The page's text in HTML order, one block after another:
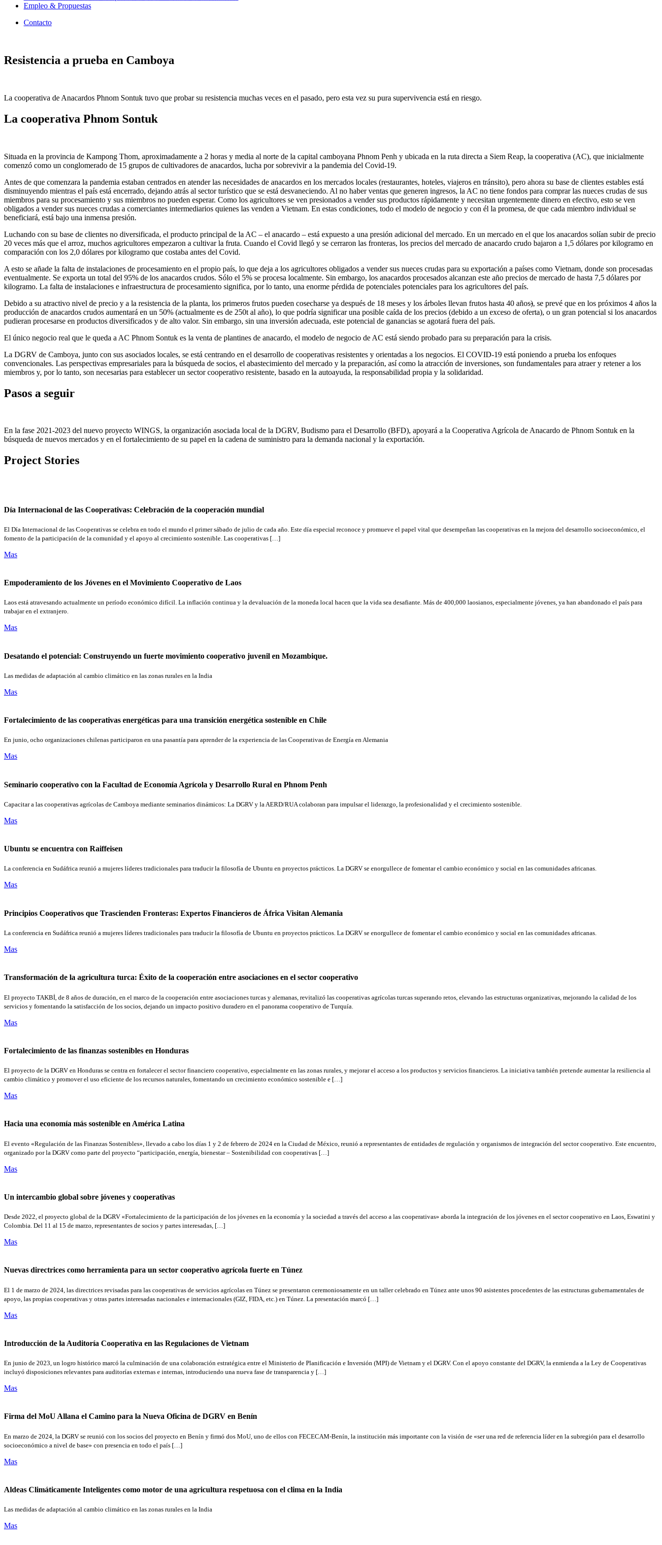
Empleo & Propuestas
Contacto
Resistencia a prueba en Camboya
La cooperativa de Anacardos Phnom Sontuk tuvo que probar su resistencia muchas veces en el pasado, pero esta vez su pura supervivencia está en riesgo.
La cooperativa Phnom Sontuk
Situada en la provincia de Kampong Thom, aproximadamente a 2 horas y media al norte de la capital camboyana Phnom Penh y ubicada en la ruta directa a Siem Reap, la cooperativa (AC), que inicialmente
comenzó como un conglomerado de 15 grupos de cultivadores de anacardos, lucha por sobrevivir a la pandemia del Covid-19.
Antes de que comenzara la pandemia estaban centrados en atender las necesidades de anacardos en los mercados locales (restaurantes, hoteles, viajeros en tránsito), pero ahora su base de clientes estables está
disminuyendo mientras el país está encerrado, dejando atrás al sector turístico que se está desvaneciendo. Al no haber ventas que generen ingresos, la AC no tiene fondos para comprar las nueces crudas de sus
miembros para su procesamiento y sus miembros no pueden esperar. Como los agricultores se ven presionados a vender sus productos rápidamente y necesitan urgentemente dinero en efectivo, esto se ven
obligados a vender sus nueces crudas a comerciantes intermediarios quienes las venden a Vietnam. En estas condiciones, todo el modelo de negocio y con él la promesa, de que cada miembro individual se
beneficiará, está bajo una inmensa presión.
Luchando con su base de clientes no diversificada, el producto principal de la AC – el anacardo – está expuesto a una presión adicional del mercado. En un mercado en el que los anacardos solían subir de precio
20 veces más que el arroz, muchos agricultores empezaron a cultivar la fruta. Cuando el Covid llegó y se cerraron las fronteras, los precios del mercado de anacardo crudo bajaron a 1,5 dólares por kilogramo en
comparación con los 2,0 dólares por kilogramo que costaba antes del Covid.
A esto se añade la falta de instalaciones de procesamiento en el propio país, lo que deja a los agricultores obligados a vender sus nueces crudas para su exportación a países como Vietnam, donde son procesadas
eventualmente. Se exporta un total del 95% de los anacardos crudos. Sólo el 5% se procesa localmente. Sin embargo, los anacardos procesados alcanzan este año precios de mercado de hasta 7,5 dólares por
kilogramo. La falta de instalaciones e infraestructura de procesamiento significa, por lo tanto, una enorme pérdida de potenciales potenciales para los agricultores del país.
Debido a su atractivo nivel de precio y a la resistencia de la planta, los primeros frutos pueden cosecharse ya después de 18 meses y los árboles llevan frutos hasta 40 años), se prevé que en los próximos 4 años la
producción de anacardos crudos aumentará en un 50% (actualmente es de 250t al año), lo que podría significar una posible caída de los precios (debido a un exceso de oferta), o un gran potencial si los anacardos
pudieran procesarse en productos diversificados y de alto valor. Sin embargo, sin una inversión adecuada, este potencial de ganancias se agotará fuera del país.
El único negocio real que le queda a AC Phnom Sontuk es la venta de plantines de anacardo, el modelo de negocio de AC está siendo probado para su preparación para la crisis.
La DGRV de Camboya, junto con sus asociados locales, se está centrando en el desarrollo de cooperativas resistentes y orientadas a los negocios. El COVID-19 está poniendo a prueba los enfoques
convencionales. Las perspectivas empresariales para la búsqueda de socios, el abastecimiento del mercado y la preparación, así como la atracción de inversiones, son fundamentales para atraer y retener a los
miembros y, por lo tanto, son necesarias para establecer un sector cooperativo resistente, basado en la autoayuda, la responsabilidad propia y la solidaridad.
Pasos a seguir
En la fase 2021-2023 del nuevo proyecto WINGS, la organización asociada local de la DGRV, Budismo para el Desarrollo (BFD), apoyará a la Cooperativa Agrícola de Anacardo de Phnom Sontuk en la
búsqueda de nuevos mercados y en el fortalecimiento de su papel en la cadena de suministro para la demanda nacional y la exportación.
Project Stories
Día Internacional de las Cooperativas: Celebración de la cooperación mundial
El Día Internacional de las Cooperativas se celebra en todo el mundo el primer sábado de julio de cada año. Este día especial reconoce y promueve el papel vital que desempeñan las cooperativas en la mejora del desarrollo socioeconómico, el
fomento de la participación de la comunidad y el apoyo al crecimiento sostenible. Las cooperativas […]
Mas
Empoderamiento de los Jóvenes en el Movimiento Cooperativo de Laos
Laos está atravesando actualmente un período económico difícil. La inflación continua y la devaluación de la moneda local hacen que la vida sea desafiante. Más de 400,000 laosianos, especialmente jóvenes, ya han abandonado el país para
trabajar en el extranjero.
Mas
Desatando el potencial: Construyendo un fuerte movimiento cooperativo juvenil en Mozambique.
Las medidas de adaptación al cambio climático en las zonas rurales en la India
Mas
Fortalecimiento de las cooperativas energéticas para una transición energética sostenible en Chile
En junio, ocho organizaciones chilenas participaron en una pasantía para aprender de la experiencia de las Cooperativas de Energía en Alemania
Mas
Seminario cooperativo con la Facultad de Economía Agrícola y Desarrollo Rural en Phnom Penh
Capacitar a las cooperativas agrícolas de Camboya mediante seminarios dinámicos: La DGRV y la AERD/RUA colaboran para impulsar el liderazgo, la profesionalidad y el crecimiento sostenible.
Mas
Ubuntu se encuentra con Raiffeisen
La conferencia en Sudáfrica reunió a mujeres líderes tradicionales para traducir la filosofía de Ubuntu en proyectos prácticos. La DGRV se enorgullece de fomentar el cambio económico y social en las comunidades africanas.
Mas
Principios Cooperativos que Trascienden Fronteras: Expertos Financieros de África Visitan Alemania
La conferencia en Sudáfrica reunió a mujeres líderes tradicionales para traducir la filosofía de Ubuntu en proyectos prácticos. La DGRV se enorgullece de fomentar el cambio económico y social en las comunidades africanas.
Mas
Transformación de la agricultura turca: Éxito de la cooperación entre asociaciones en el sector cooperativo
El proyecto TAKBİ, de 8 años de duración, en el marco de la cooperación entre asociaciones turcas y alemanas, revitalizó las cooperativas agrícolas turcas superando retos, elevando las estructuras organizativas, mejorando la calidad de los
servicios y fomentando la satisfacción de los socios, dejando un impacto positivo duradero en el panorama cooperativo de Turquía.
Mas
Fortalecimiento de las finanzas sostenibles en Honduras
El proyecto de la DGRV en Honduras se centra en fortalecer el sector financiero cooperativo, especialmente en las zonas rurales, y mejorar el acceso a los productos y servicios financieros. La iniciativa también pretende aumentar la resiliencia al
cambio climático y promover el uso eficiente de los recursos naturales, fomentando un crecimiento económico sostenible e […]
Mas
Hacia una economía más sostenible en América Latina
El evento «Regulación de las Finanzas Sostenibles», llevado a cabo los días 1 y 2 de febrero de 2024 en la Ciudad de México, reunió a representantes de entidades de regulación y organismos de integración del sector cooperativo. Este encuentro,
organizado por la DGRV como parte del proyecto “participación, energía, bienestar – Sostenibilidad con cooperativas […]
Mas
Un intercambio global sobre jóvenes y cooperativas
Desde 2022, el proyecto global de la DGRV «Fortalecimiento de la participación de los jóvenes en la economía y la sociedad a través del acceso a las cooperativas» aborda la integración de los jóvenes en el sector cooperativo en Laos, Eswatini y
Colombia. Del 11 al 15 de marzo, representantes de socios y partes interesadas, […]
Mas
Nuevas directrices como herramienta para un sector cooperativo agrícola fuerte en Túnez
El 1 de marzo de 2024, las directrices revisadas para las cooperativas de servicios agrícolas en Túnez se presentaron ceremoniosamente en un taller celebrado en Túnez ante unos 90 asistentes procedentes de las estructuras gubernamentales de
apoyo, las propias cooperativas y otras partes interesadas nacionales e internacionales (GIZ, FIDA, etc.) en Túnez. La presentación marcó […]
Mas
Introducción de la Auditoría Cooperativa en las Regulaciones de Vietnam
En junio de 2023, un logro histórico marcó la culminación de una colaboración estratégica entre el Ministerio de Planificación e Inversión (MPI) de Vietnam y el DGRV. Con el apoyo constante del DGRV, la enmienda a la Ley de Cooperativas
incluyó disposiciones relevantes para auditorías externas e internas, introduciendo una nueva fase de transparencia y […]
Mas
Firma del MoU Allana el Camino para la Nueva Oficina de DGRV en Benín
En marzo de 2024, la DGRV se reunió con los socios del proyecto en Benín y firmó dos MoU, uno de ellos con FECECAM-Benín, la institución más importante con la visión de «ser una red de referencia líder en la subregión para el desarrollo
socioeconómico a nivel de base» con presencia en todo el país […]
Mas
Aldeas Climáticamente Inteligentes como motor de una agricultura respetuosa con el clima en la India
Las medidas de adaptación al cambio climático en las zonas rurales en la India
Mas